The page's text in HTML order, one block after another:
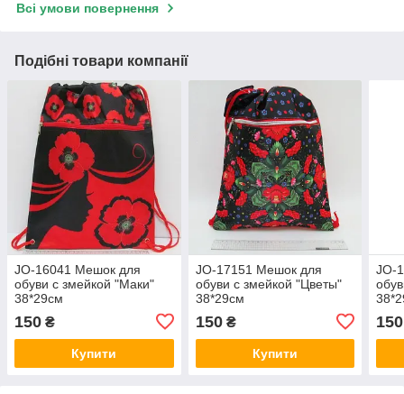
Всі умови повернення
Подібні товари компанії
JO-16041 Мешок для
обуви с змейкой "Маки"
38*29см
150 ₴
Купити
JO-17151 Мешок для
обуви с змейкой "Цветы"
38*29см
150₴
Купити
JO-
150